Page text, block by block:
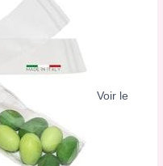
Voir le